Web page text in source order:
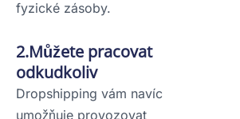
fyzické zásoby.
2.Můžete pracovat
odkudkoliv
Dropshipping vám navíc
umožňuje provozovat